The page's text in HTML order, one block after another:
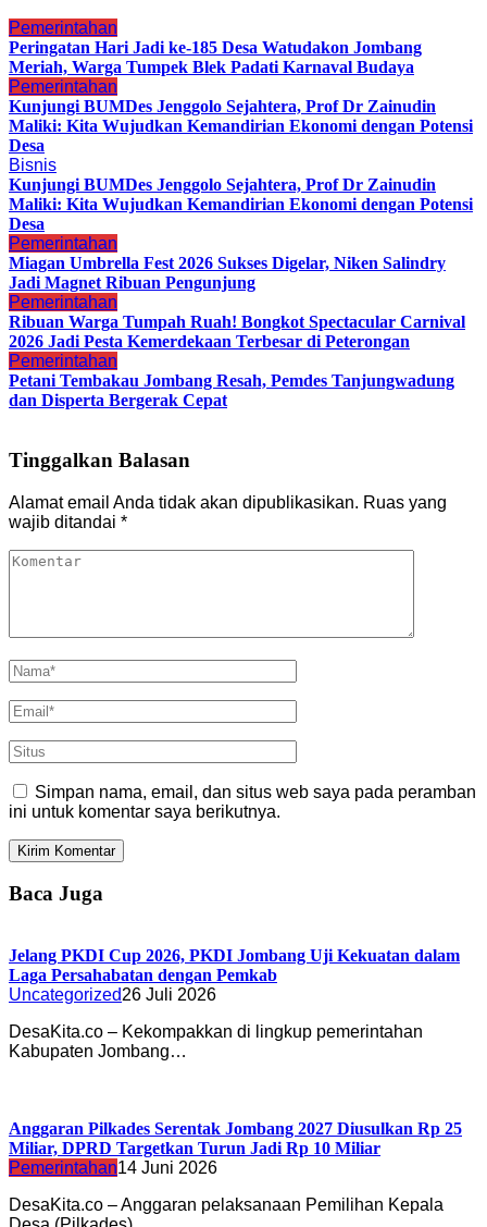
Pemerintahan
Peringatan Hari Jadi ke-185 Desa Watudakon Jombang
Meriah, Warga Tumpek Blek Padati Karnaval Budaya
Pemerintahan
Kunjungi BUMDes Jenggolo Sejahtera, Prof Dr Zainudin
Maliki: Kita Wujudkan Kemandirian Ekonomi dengan Potensi
Desa
Bisnis
Kunjungi BUMDes Jenggolo Sejahtera, Prof Dr Zainudin
Maliki: Kita Wujudkan Kemandirian Ekonomi dengan Potensi
Desa
Pemerintahan
Miagan Umbrella Fest 2026 Sukses Digelar, Niken Salindry
Jadi Magnet Ribuan Pengunjung
Pemerintahan
Ribuan Warga Tumpah Ruah! Bongkot Spectacular Carnival
2026 Jadi Pesta Kemerdekaan Terbesar di Peterongan
Pemerintahan
Petani Tembakau Jombang Resah, Pemdes Tanjungwadung
dan Disperta Bergerak Cepat
Tinggalkan Balasan
Alamat email Anda tidak akan dipublikasikan. Ruas yang
wajib ditandai *
Simpan nama, email, dan situs web saya pada peramban
ini untuk komentar saya berikutnya.
Baca Juga
Jelang PKDI Cup 2026, PKDI Jombang Uji Kekuatan dalam
Laga Persahabatan dengan Pemkab
Uncategorized26 Juli 2026
DesaKita.co – Kekompakkan di lingkup pemerintahan
Kabupaten Jombang…
Anggaran Pilkades Serentak Jombang 2027 Diusulkan Rp 25
Miliar, DPRD Targetkan Turun Jadi Rp 10 Miliar
Pemerintahan14 Juni 2026
DesaKita.co – Anggaran pelaksanaan Pemilihan Kepala